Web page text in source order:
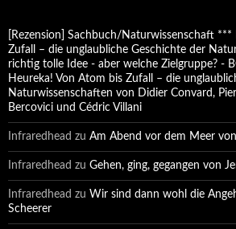
[Rezension] Sachbuch/Naturwissenschaft
Zufall – die unglaubliche Geschichte der
richtig tolle Idee - aber welche Zielgruppe? -
Heureka! Von Atom bis Zufall – die
Naturwissenschaften von Didier Convard,
Bercovici und Cédric Villani
Infraredhead zu Am Abend vor dem Meer
Infraredhead zu Gehen, ging, gegangen von
Infraredhead zu Wir sind dann wohl die
Scheerer